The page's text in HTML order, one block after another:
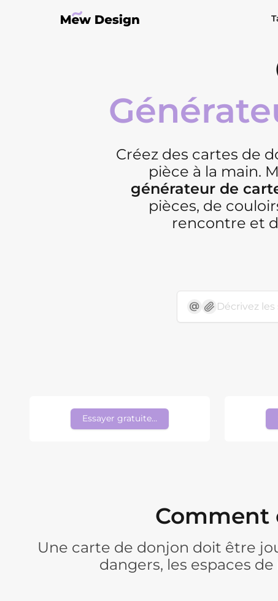
Créez des cartes de
pièce à la main.
générateur de
pièces, de
rencontre et
Essayer gratuitement
Comment
Une carte de donjon doit être
dangers, les espaces